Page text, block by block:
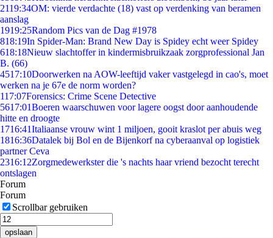
2119:34OM: vierde verdachte (18) vast op verdenking van beramen
aanslag
1919:25Random Pics van de Dag #1978
818:19In Spider-Man: Brand New Day is Spidey echt weer Spidey
618:18Nieuw slachtoffer in kindermisbruikzaak zorgprofessional Jan
B. (66)
4517:10Doorwerken na AOW-leeftijd vaker vastgelegd in cao's, moet
werken na je 67e de norm worden?
117:07Forensics: Crime Scene Detective
5617:01Boeren waarschuwen voor lagere oogst door aanhoudende
hitte en droogte
1716:41Italiaanse vrouw wint 1 miljoen, gooit kraslot per abuis weg
1816:36Datalek bij Bol en de Bijenkorf na cyberaanval op logistiek
partner Ceva
2316:12Zorgmedewerkster die 's nachts haar vriend bezocht terecht
ontslagen
Forum
Forum
Scrollbar gebruiken
opslaan